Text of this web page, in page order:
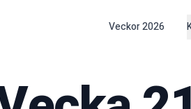
Veckor2026